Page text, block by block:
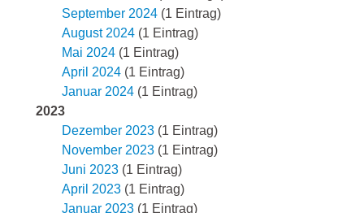
September 2024 (1 Eintrag)
August 2024 (1 Eintrag)
Mai 2024 (1 Eintrag)
April 2024 (1 Eintrag)
Januar 2024 (1 Eintrag)
2023
Dezember 2023 (1 Eintrag)
November 2023 (1 Eintrag)
Juni 2023 (1 Eintrag)
April 2023 (1 Eintrag)
Januar 2023 (1 Eintrag)